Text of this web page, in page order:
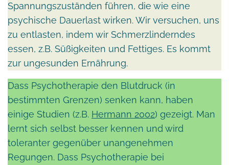
Spannungszuständen führen, die wie eine
psychische Dauerlast wirken. Wir versuchen, uns
zu entlasten, indem wir Schmerzlinderndes
essen, z.B. Süßigkeiten und Fettiges. Es kommt
zur ungesunden Ernährung.
Dass Psychotherapie den Blutdruck (in
bestimmten Grenzen) senken kann, haben
einige Studien (z.B. Hermann 2002) gezeigt. Man
lernt sich selbst besser kennen und wird
toleranter gegenüber unangenehmen
Regungen. Dass Psychotherapie bei